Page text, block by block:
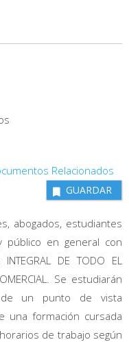
Relacionados
GUARDAR
abogados, estudiantes
en general con
DE TODO EL
Se estudiarán
un punto de vista
una formación cursada
de trabajo según